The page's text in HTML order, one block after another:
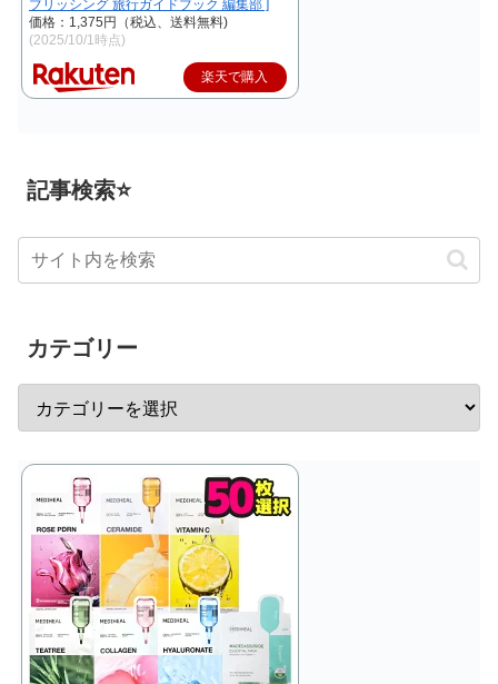
ブリッシング 旅行ガイドブック 編集部 ]
価格：1,375円（税込、送料無料)
(2025/10/1時点)
楽天で購入
記事検索⭐
カテゴリー